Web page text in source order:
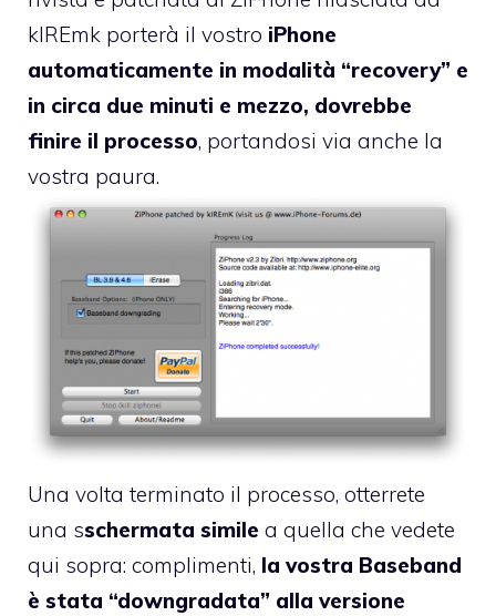
kIREmk porterà il vostro iPhone
automaticamente in modalità “recovery” e
in circa due minuti e mezzo, dovrebbe
finire il processo, portandosi via anche la
vostra paura.
Una volta terminato il processo, otterrete
una sschermata simile a quella che vedete
qui sopra: complimenti, la vostra Baseband
è stata “downgradata” alla versione